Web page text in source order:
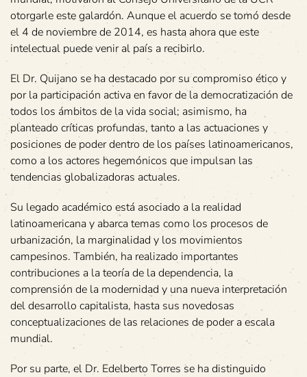
otorgarle este galardón. Aunque el acuerdo se tomó desde
el 4 de noviembre de 2014, es hasta ahora que este
intelectual puede venir al país a recibirlo.
El Dr. Quijano se ha destacado por su compromiso ético y
por la participación activa en favor de la democratización de
todos los ámbitos de la vida social; asimismo, ha
planteado críticas profundas, tanto a las actuaciones y
posiciones de poder dentro de los países latinoamericanos,
como a los actores hegemónicos que impulsan las
tendencias globalizadoras actuales.
Su legado académico está asociado a la realidad
latinoamericana y abarca temas como los procesos de
urbanización, la marginalidad y los movimientos
campesinos. También, ha realizado importantes
contribuciones a la teoría de la dependencia, la
comprensión de la modernidad y una nueva interpretación
del desarrollo capitalista, hasta sus novedosas
conceptualizaciones de las relaciones de poder a escala
mundial.
Por su parte, el Dr. Edelberto Torres se ha distinguido